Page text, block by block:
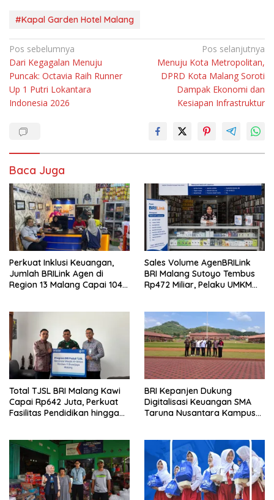
#Kapal Garden Hotel Malang
Navigasi
pos
Pos sebelumnya
Dari Kegagalan Menuju
Puncak: Octavia Raih Runner
Up 1 Putri Lokantara
Indonesia 2026
Pos selanjutnya
Menuju Kota Metropolitan,
DPRD Kota Malang Soroti
Dampak Ekonomi dan
Kesiapan Infrastruktur
Baca Juga
Perkuat Inklusi Keuangan,
Jumlah BRILink Agen di
Region 13 Malang Capai 104
Sales Volume AgenBRILink
BRI Malang Sutoyo Tembus
Rp472 Miliar, Pelaku UMKM
Total TJSL BRI Malang Kawi
Capai Rp642 Juta, Perkuat
Fasilitas Pendidikan hingga
BRI Kepanjen Dukung
Digitalisasi Keuangan SMA
Taruna Nusantara Kampus